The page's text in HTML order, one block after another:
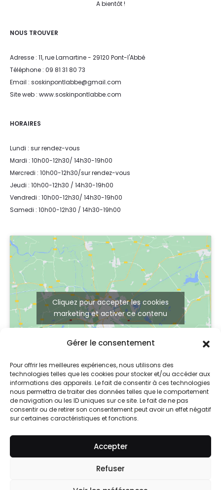
Gérer le consentement
Pour offrir les meilleures expériences, nous utilisons des
technologies telles que les cookies pour stocker et/ou accéder aux
informations des appareils. Le fait de consentir à ces technologies
nous permettra de traiter des données telles que le comportement
de navigation ou les ID uniques sur ce site. Le fait de ne pas
consentir ou de retirer son consentement peut avoir un effet négatif
sur certaines caractéristiques et fonctions.
Accepter
Refuser
A bientôt !
NOUS TROUVER
Adresse : 11, rue Lamartine - 29120 Pont-l'Abbé
Téléphone : 09 81 31 80 73
Email : soskinpontlabbe@gmail.com
Site web : www.soskinpontlabbe.com
HORAIRES
Lundi : sur rendez-vous
Mardi : 10h00-12h30/ 14h30-19h00
Mercredi : 10h00-12h30/sur rendez-vous
Jeudi : 10h00-12h30 / 14h30-19h00
Vendredi : 10h00-12h30/ 14h30-19h00
Samedi : 10h00-12h30 / 14h30-19h00
Cliquez pour accepter les cookies
marketing et activer ce contenu
Mentions légales